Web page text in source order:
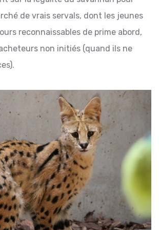
de vrais servals, dont les jeunes
reconnaissables de prime abord,
non initiés (quand ils ne